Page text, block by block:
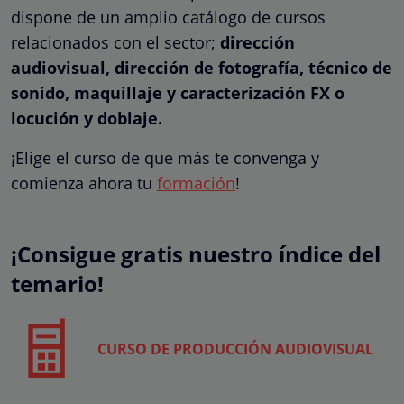
dispone de un amplio catálogo de cursos
relacionados con el sector; dirección
audiovisual, dirección de fotografía, técnico de
sonido, maquillaje y caracterización FX o
locución y doblaje.
¡Elige el curso de que más te convenga y
comienza ahora tu formación!
¡Consigue gratis nuestro índice del
temario!
CURSO DE PRODUCCIÓN AUDIOVISUAL